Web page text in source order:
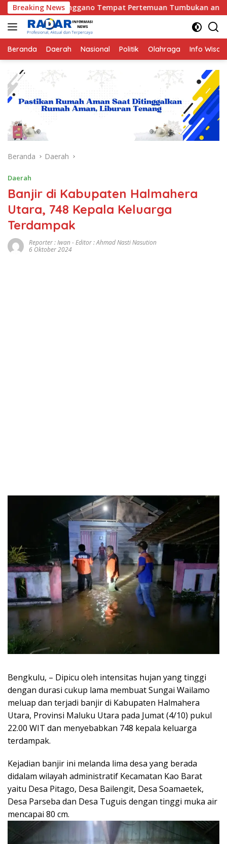
Langsung
ke
konten
Breaking News
Tempat Pertemuan Tumbukan antara Lempeng Indo-
Beranda Daerah Nasional Politik Olahraga Info
Beranda Daerah
Daerah
Banjir di Kabupaten Halmahera
Utara, 748 Kepala Keluarga
Terdampak
Reporter : Iwan - Editor : Ahmad Nasti Nasution
6 Oktober 2024
Bengkulu, – Dipicu oleh intensitas hujan yang tinggi
dengan durasi cukup lama membuat Sungai Wailamo
meluap dan terjadi banjir di Kabupaten Halmahera
Utara, Provinsi Maluku Utara pada Jumat (4/10) pukul
22.00 WIT dan menyebabkan 748 kepala keluarga
terdampak.
Kejadian banjir ini melanda lima desa yang berada
didalam wilayah administratif Kecamatan Kao Barat
yaitu Desa Pitago, Desa Bailengit, Desa Soamaetek,
Desa Parseba dan Desa Tuguis dengan tinggi muka air
mencapai 80 cm.